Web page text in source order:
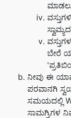
ಬೇರೆ
ನೀವು ಈ
ಪರವಾನಗಿ
ಸಮಯದಲ್ಲಿ
ಸಾಮಗ್ರಿಗಳ